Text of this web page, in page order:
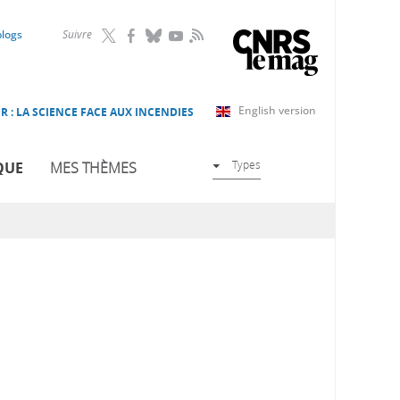
Suivre RSS
English version
: LA SCIENCE FACE AUX INCENDIES
MES THÈMES Types